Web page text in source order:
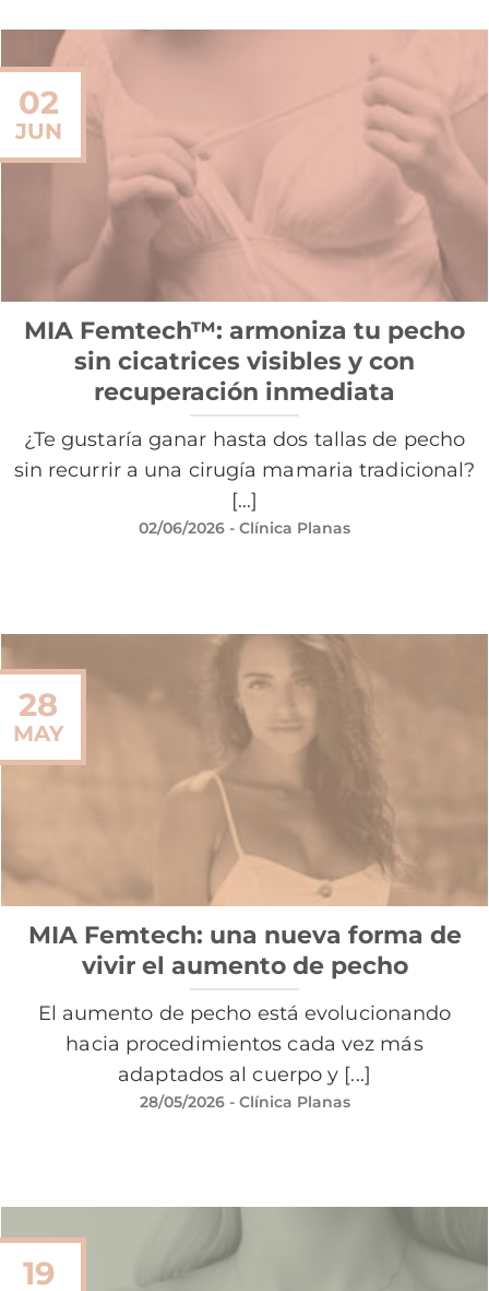
MIA Femtech™: armoniza tu pecho
sin cicatrices visibles y con
recuperación inmediata
¿Te gustaría ganar hasta dos tallas de pecho
sin recurrir a una cirugía mamaria tradicional?
[...]
02/06/2026 - Clínica Planas
02
JUN
MIA Femtech: una nueva forma de
vivir el aumento de pecho
El aumento de pecho está evolucionando
hacia procedimientos cada vez más
adaptados al cuerpo y [...]
28/05/2026- Clínica Planas
28
MAY
19